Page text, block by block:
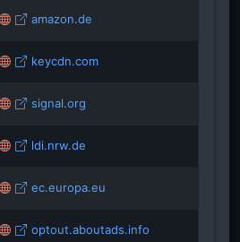
amazon.de
keycdn.com
signal.org
ldi.nrw.de
ec.europa.eu
optout.aboutads.info